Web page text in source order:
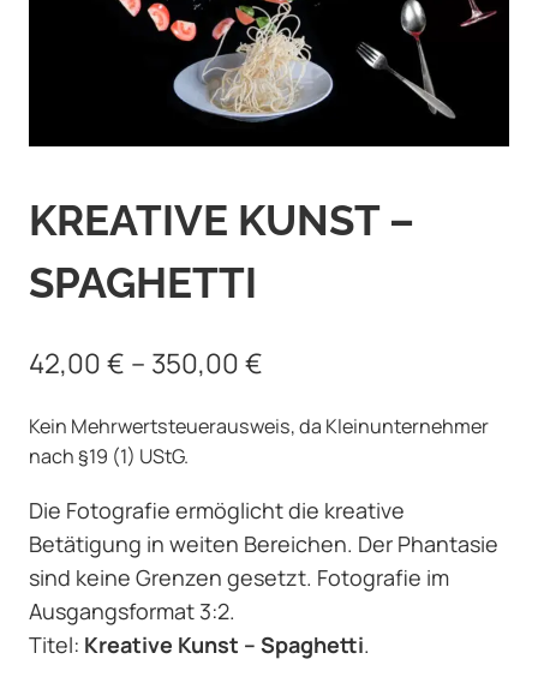
KREATIVE KUNST –
SPAGHETTI
42,00€ – 350,00€
Kein Mehrwertsteuerausweis, da Kleinunternehmer
nach §19 (1) UStG.
Die Fotografie ermöglicht die kreative
Betätigung in weiten Bereichen. Der Phantasie
sind keine Grenzen gesetzt. Fotografie im
Ausgangsformat 3:2.
Titel: Kreative Kunst – Spaghetti.